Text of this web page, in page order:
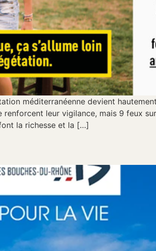
méditerranéenne devient
leur vigilance, mais 9 feux
la richesse et la […]